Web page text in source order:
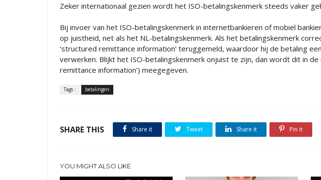
Zeker internationaal gezien wordt het ISO-betalingskenmerk steeds vaker
Bij invoer van het ISO-betalingskenmerk in internetbankieren of mobiel
op juistheid, net als het NL-betalingskenmerk. Als het betalingskenmerk
‘structured remittance information’ teruggemeld, waardoor hij de betaling
verwerken. Blijkt het ISO-betalingskenmerk onjuist te zijn, dan wordt dit in de
remittance information’) meegegeven.
Tags : betalingen
SHARE THIS Share it Tweet Share it Pin it
YOU MIGHT ALSO LIKE